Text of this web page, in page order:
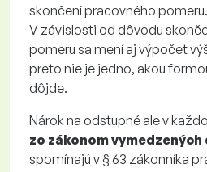
skončení pracovného pomeru.
V závislosti od dôvodu
pomeru sa mení aj výpočet
preto nie je jedno, akou
dôjde.
Nárok na odstupné ale v
zo zákonom vymedzených
spomínajú v § 63 zákonníka